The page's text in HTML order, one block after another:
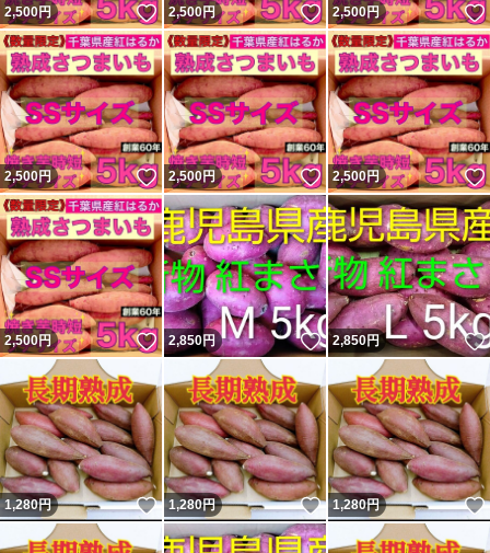
2,500円 いいね！
2,500円 いいね！
2,500円
2,500円 いいね！
2,500円 いいね！
2,500円
2,500円 いいね！
2,850円 いいね！
2,850円
1,280円 いいね！
1,280円 いいね！
1,280円